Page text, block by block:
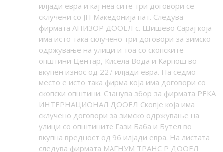
илјади евра и кај неа сите три договори се
склучени со ЈП Македонија пат. Следува
фирмата АНИЗОР ДООЕЛ с. Шишево Сарај која
има исто така склучено три договори за зимско
одржување на улици и тоа со скопските
општини Центар, Кисела Вода и Карпош во
вкупен износ од 227 илјади евра. На седмо
место е исто така фирма која има договори со
скопски општини. Станува збор за фирмата РЕКА
ИНТЕРНАЦИОНАЛ ДООЕЛ Скопје која има
склучено договори за зимско одржување на
улици со општините Гази Баба и Бутел во
вкупна вредност од 96 илјади евра. На листата
следува фирмата МАГНУМ ТРАНС Р ДООЕЛ